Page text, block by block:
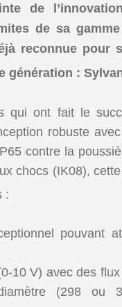
de
de sa
reconnue pour
génération :
qui ont fait le
robuste
contre la
chocs (IK08),
:
pouvant
10 V) avec des
(298 ou